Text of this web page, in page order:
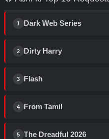
1 Dark Web Series
2 Dirty Harry
3 Flash
4 From Tamil
5 The Dreadful 2026